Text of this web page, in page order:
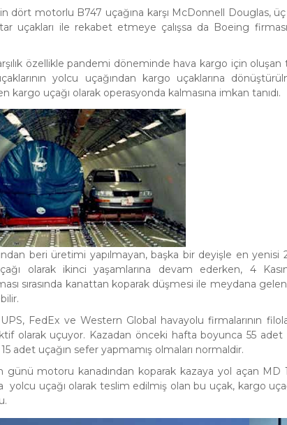
dört motorlu B747 uçağına karşı McDonnell Douglas,
uçakları ile rekabet etmeye çalışsa da Boeing
özellikle pandemi döneminde hava kargo için oluşan
yolcu uçağından kargo uçaklarına
kargo uçağı olarak operasyonda kalmasına imkan tanıdı.
beri üretimi yapılmayan, başka bir deyişle en yenisi
olarak ikinci yaşamlarına devam ederken, 4
sırasında kanattan koparak düşmesi ile meydana
FedEx ve Western Global havayolu firmalarının
olarak uçuyor. Kazadan önceki hafta boyunca 55 adet
adet uçağın sefer yapmamış olmaları normaldir.
günü motoru kanadından koparak kazaya yol açan MD
yolcu uçağı olarak teslim edilmiş olan bu uçak, kargo